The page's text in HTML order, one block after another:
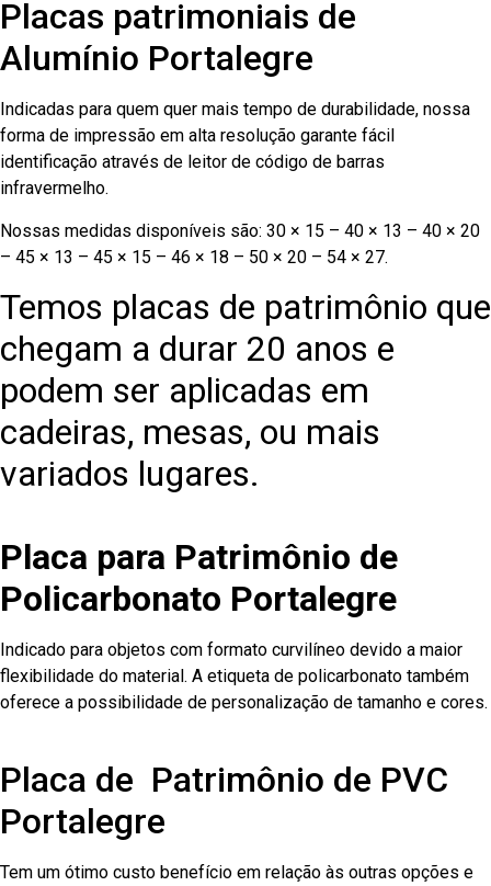
Placas patrimoniais de
Alumínio Portalegre
Indicadas para quem quer mais tempo de durabilidade, nossa
forma de impressão em alta resolução garante fácil
identificação através de leitor de código de barras
infravermelho.
Nossas medidas disponíveis são: 30 × 15 – 40 × 13 – 40 × 20
– 45 × 13 – 45 × 15 – 46 × 18 – 50 × 20 – 54 × 27.
Temos placas de patrimônio que
chegam a durar 20 anos e
podem ser aplicadas em
cadeiras, mesas, ou mais
variados lugares.
Placa para Patrimônio de
Policarbonato Portalegre
Indicado para objetos com formato curvilíneo devido a maior
flexibilidade do material. A etiqueta de policarbonato também
oferece a possibilidade de personalização de tamanho e cores.
Placa de Patrimônio de PVC
Portalegre
Tem um ótimo custo benefício em relação às outras opções e